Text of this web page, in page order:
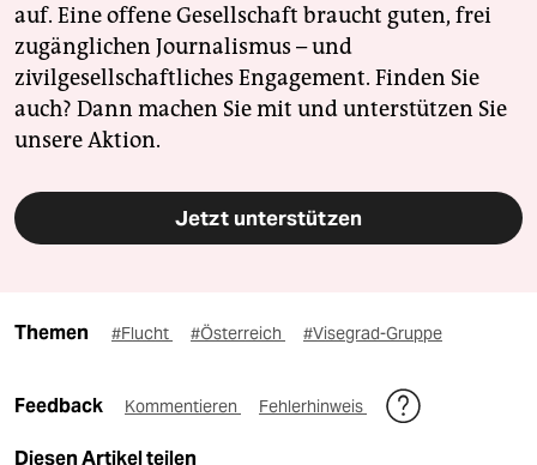
auf. Eine offene Gesellschaft braucht guten, frei
zugänglichen Journalismus – und
zivilgesellschaftliches Engagement. Finden Sie
auch? Dann machen Sie mit und unterstützen Sie
unsere Aktion.
Jetzt unterstützen
Themen #Flucht #Österreich #Visegrad-Gruppe
Feedback Kommentieren Fehlerhinweis
Diesen Artikel teilen